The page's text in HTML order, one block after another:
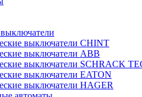
выключатели CHINT
выключатели ABB
выключатели SCHRACK
выключатели EATON
выключатели HAGER